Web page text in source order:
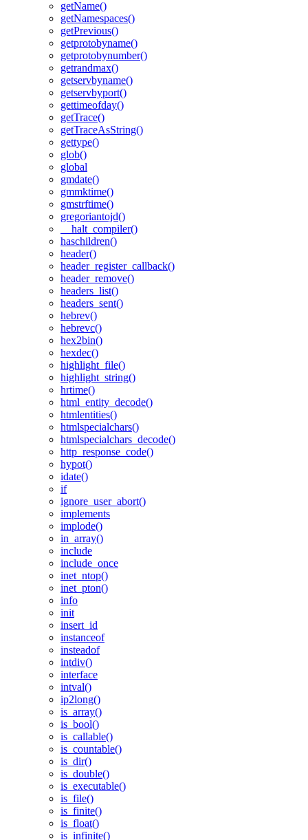
getName()
getNamespaces()
getPrevious()
getprotobyname()
getprotobynumber()
getrandmax()
getservbyname()
getservbyport()
gettimeofday()
getTrace()
getTraceAsString()
gettype()
glob()
global
gmdate()
gmmktime()
gmstrftime()
gregoriantojd()
__halt_compiler()
haschildren()
header()
header_register_callback()
header_remove()
headers_list()
headers_sent()
hebrev()
hebrevc()
hex2bin()
hexdec()
highlight_file()
highlight_string()
hrtime()
html_entity_decode()
htmlentities()
htmlspecialchars()
htmlspecialchars_decode()
http_response_code()
hypot()
idate()
if
ignore_user_abort()
implements
implode()
in_array()
include
include_once
inet_ntop()
inet_pton()
info
init
insert_id
instanceof
insteadof
intdiv()
interface
intval()
ip2long()
is_array()
is_bool()
is_callable()
is_countable()
is_dir()
is_double()
is_executable()
is_file()
is_finite()
is_float()
is_infinite()